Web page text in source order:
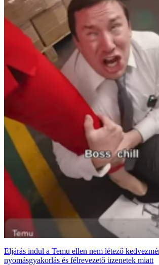
Eljárás indul a Temu ellen nem létező
nyomásgyakorlás és félrevezető üzenetek miatt